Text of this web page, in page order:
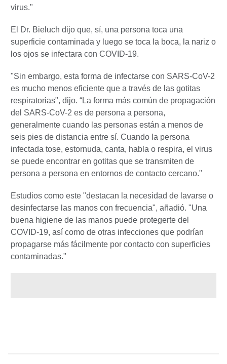
virus."
El Dr. Bieluch dijo que, sí, una persona toca una
superficie contaminada y luego se toca la boca, la nariz o
los ojos se infectara con COVID-19.
"Sin embargo, esta forma de infectarse con SARS-CoV-2
es mucho menos eficiente que a través de las gotitas
respiratorias", dijo. “La forma más común de propagación
del SARS-CoV-2 es de persona a persona,
generalmente cuando las personas están a menos de
seis pies de distancia entre sí. Cuando la persona
infectada tose, estornuda, canta, habla o respira, el virus
se puede encontrar en gotitas que se transmiten de
persona a persona en entornos de contacto cercano."
Estudios como este "destacan la necesidad de lavarse o
desinfectarse las manos con frecuencia", añadió. "Una
buena higiene de las manos puede protegerte del
COVID-19, así como de otras infecciones que podrían
propagarse más fácilmente por contacto con superficies
contaminadas."